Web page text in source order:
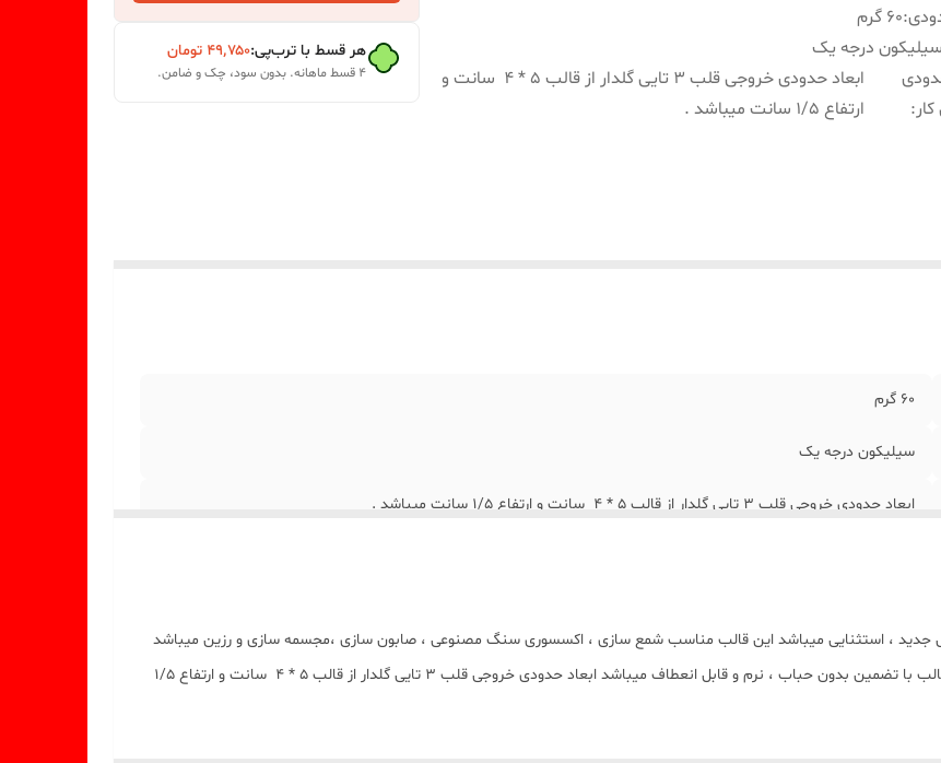
:60 گرم
سیلیکون درجه یک
:
ابعاد حدودی خروجی قلب 3 تایی گلدار از قالب 5 * 4 سانت و
ارتفاع 1/5 سانت میباشد .
هر قسط با ترب‌پی:۴۹٬۷۵۰ تومان
۴ قسط ماهانه. بدون سود، چک و ضامن.
60 گرم
سیلیکون درجه یک
ابعاد حدودی خروجی قلب 3 تایی گلدار از قالب 5 * 4 سانت و ارتفاع 1/5 سانت میباشد .
گلدار با برند #کوشا مدلی جدید ، استثنایی میباشد این قالب مناسب شمع سازی ، اکسسوری سنگ مصنوعی ، صابون سازی ،مجسمه سازی و رزین میباشد
که با بالاترین کیفیت و بهترین نوع سیلیکون تولید شده است قالب با تضمین بدون حباب ، نرم و قابل انعطاف میباشد ابعاد حدودی خروجی قلب 3 تایی گلدار از قالب 5 * 4 سانت و ارتفاع 1/5